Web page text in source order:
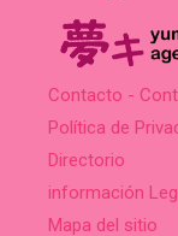
Contacto -
Política de
Directorio
información
Mapa del sitio